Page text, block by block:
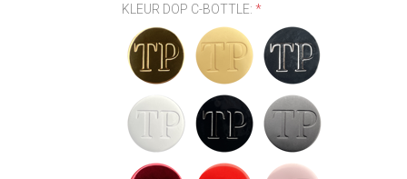
KLEUR DOP C-BOTTLE:*